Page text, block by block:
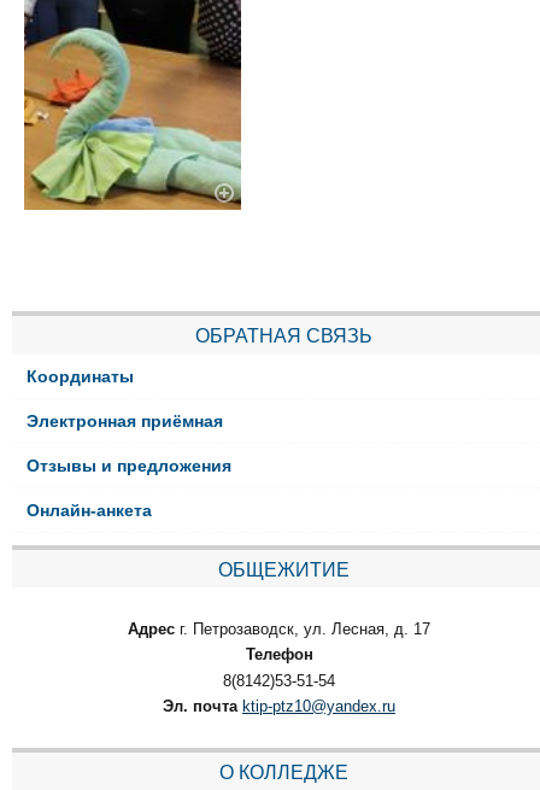
ОБРАТНАЯ СВЯЗЬ
Координаты
Электронная приёмная
Отзывы и предложения
Онлайн-анкета
ОБЩЕЖИТИЕ
Адрес г. Петрозаводск, ул. Лесная, д. 17
Телефон
8(8142)53-51-54
Эл. почта ktip-ptz10@yandex.ru
О КОЛЛЕДЖЕ